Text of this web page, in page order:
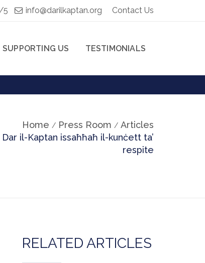
Contact Us
info@darilkaptan.org
5
TESTIMONIALS
SUPPORTING US
Home Press Room
Articles
il-Kaptan issaħħaħ il-kunċett ta’
respite
RELATED ARTICLES